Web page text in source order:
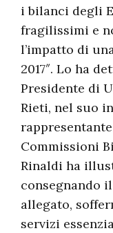
i bilanci degli
fragilissimi e
l’impatto di
2017″. Lo ha
Presidente di
Rieti, nel suo
Commissioni
Rinaldi ha
consegnando
allegato,
servizi